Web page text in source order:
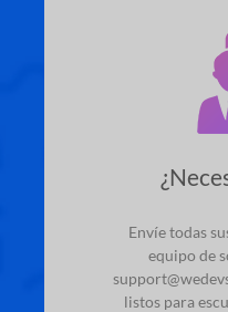
Envíe todas
equipo de
listos para